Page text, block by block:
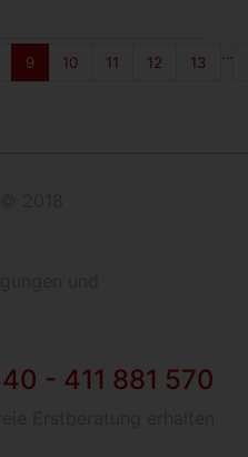
Aktuelle
Seite
9 Page
10 Page
11 Page
12 Page
13
- 411 881 570